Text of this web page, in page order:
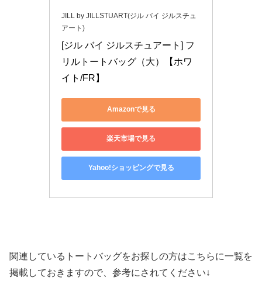
JILL by JILLSTUART(ジル バイ ジルスチュ
アート)
[ジル バイ ジルスチュアート] フ
リルトートバッグ（大）【ホワ
イト/FR】
Amazonで見る
楽天市場で見る
Yahoo!ショッピングで見る
関連しているトートバッグをお探しの方はこちらに一覧を
掲載しておきますので、参考にされてください↓